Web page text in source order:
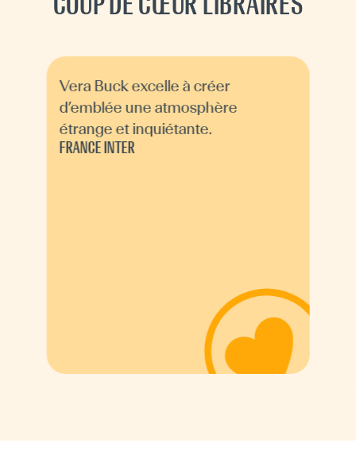
Vera Buck excelle à créer
d’emblée une atmosphère
étrange et inquiétante.
FRANCE INTER